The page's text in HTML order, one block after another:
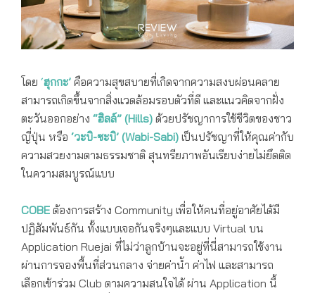
โดย ‘ฮุกกะ’ คือความสุขสบายที่เกิดจากความสงบผ่อนคลาย
สามารถเกิดขึ้นจากสิ่งแวดล้อมรอบตัวที่ดี และแนวคิดจากฝั่ง
ตะวันออกอย่าง “ฮิลล์” (Hills) ด้วยปรัชญาการใช้ชีวิตของชาว
ญี่ปุ่น หรือ ‘วะบิ-ซะบิ’ (Wabi-Sabi) เป็นปรัชญาที่ให้คุณค่ากับ
ความสวยงามตามธรรมชาติ สุนทรียภาพอันเรียบง่ายไม่ยึดติด
ในความสมบูรณ์แบบ
COBE ต้องการสร้าง Community เพื่อให้คนที่อยู่อาศัยได้มี
ปฏิสัมพันธ์กัน ทั้งแบบเจอกันจริงๆและแบบ Virtual บน
Application Ruejai ที่ไม่ว่าลูกบ้านจะอยู่ที่นี่สามารถใช้งาน
ผ่านการจองพื้นที่ส่วนกลาง จ่ายค่าน้ำ ค่าไฟ และสามารถ
เลือกเข้าร่วม Club ตามความสนใจได้ ผ่าน Application นี้